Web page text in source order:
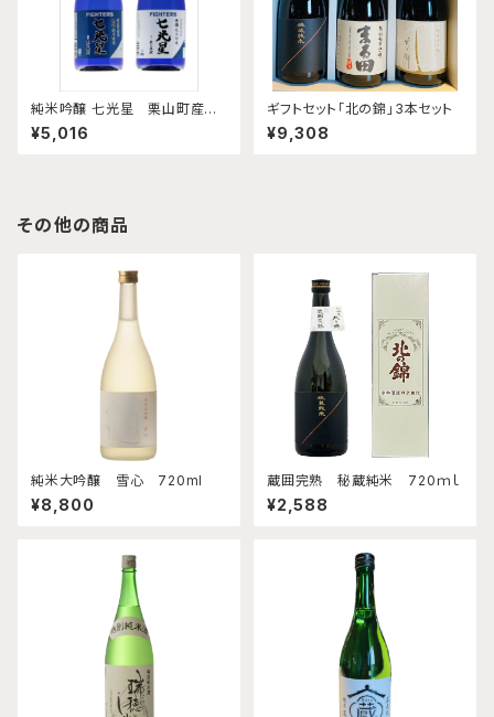
純米吟醸 七光星 栗山町産米
+厚真町産米 ご贈答用 2本セ
ット
¥5,016
ギフトセット「北の錦」3本セット
¥9,308
その他の商品
純米大吟醸 雪心 720ml
¥8,800
蔵囲完熟 秘蔵純米 720ｍｌ
¥2,588